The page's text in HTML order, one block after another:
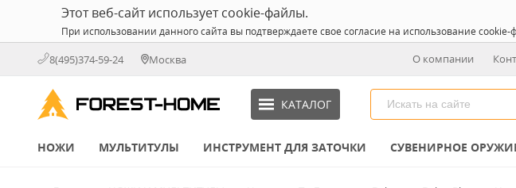
Этот веб-сайт использует cookie-файлы.
При использовании данного сайта вы подтверждаете свое согласие на использование
8(495)374-59-24 Москва О компании
КАТАЛОГ
НОЖИ МУЛЬТИТУЛЫ ИНСТРУМЕНТ ДЛЯ ЗАТОЧКИ СУВЕНИРНОЕ